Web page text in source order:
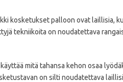
kosketukset palloon ovat laillisia,
tekniikoita on noudatettava
mitä tahansa kehon osaa
on silti noudatettava